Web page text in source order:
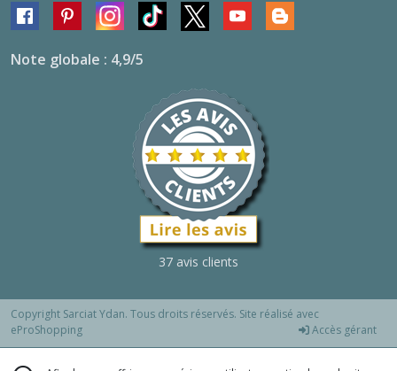
Note globale : 4,9/5
37 avis clients
Copyright Sarciat Ydan. Tous droits réservés. Site réalisé avec
eProShopping
Accès gérant